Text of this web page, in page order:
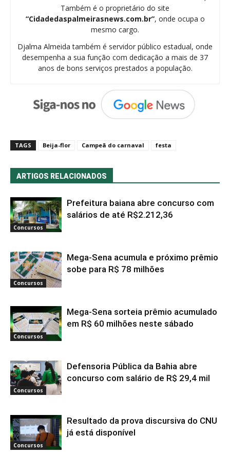
Também é o proprietário do site
“Cidadedaspalmeirasnews.com.br”, onde ocupa o
mesmo cargo.
Djalma Almeida também é servidor público estadual, onde
desempenha a sua função com dedicação a mais de 37
anos de bons serviços prestados a população.
TAGS Beija-flor Campeã do carnaval festa
ARTIGOS RELACIONADOS
Concursos
Prefeitura baiana abre concurso com
salários de até R$2.212,36
Concursos
Mega-Sena acumula e próximo prêmio
sobe para R$ 78 milhões
Concursos
Mega-Sena sorteia prêmio acumulado
em R$ 60 milhões neste sábado
Concursos
Defensoria Pública da Bahia abre
concurso com salário de R$ 29,4 mil
Concursos
Resultado da prova discursiva do CNU
já está disponível